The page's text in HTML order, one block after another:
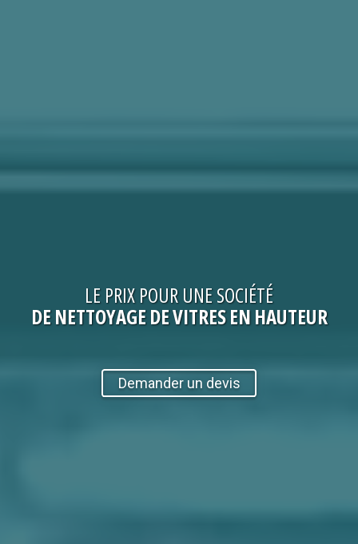
LE PRIX POUR UNESOCIÉTÉ
DE NETTOYAGE DE VITRES EN HAUTEUR
Demander un devis